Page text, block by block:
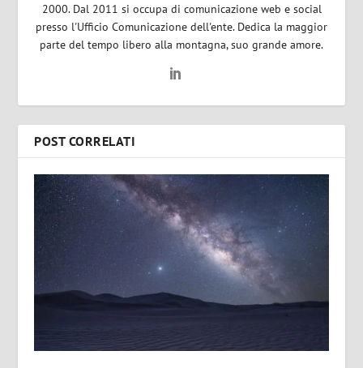
2000. Dal 2011 si occupa di comunicazione web e social
presso l'Ufficio Comunicazione dell'ente. Dedica la maggior
parte del tempo libero alla montagna, suo grande amore.
POST CORRELATI